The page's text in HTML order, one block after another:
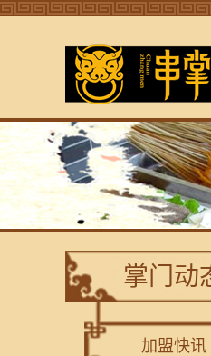
掌门动
加盟快讯